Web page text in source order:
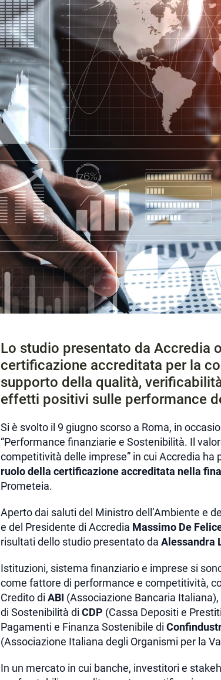
Lo studio presentato da Accredia
certificazione accreditata per la
supporto della qualità,
effetti positivi sulle performance
Si è svolto il 9 giugno scorso a Roma, in
“Performance finanziarie e Sostenibilità. Il
competitività delle imprese” in cui Accredia ha
ruolo della certificazione accreditata nella
Prometeia.
Aperto dai saluti del Ministro dell’Ambiente e
e del Presidente di Accredia Massimo De
risultati dello studio presentato da Alessandra
Istituzioni, sistema finanziario e imprese si
come fattore di performance e competitività,
Credito di ABI (Associazione Bancaria Italiana),
di Sostenibilità di CDP (Cassa Depositi e
Pagamenti e Finanza Sostenibile di
(Associazione Italiana degli Organismi per la
In un mercato in cui banche, investitori e